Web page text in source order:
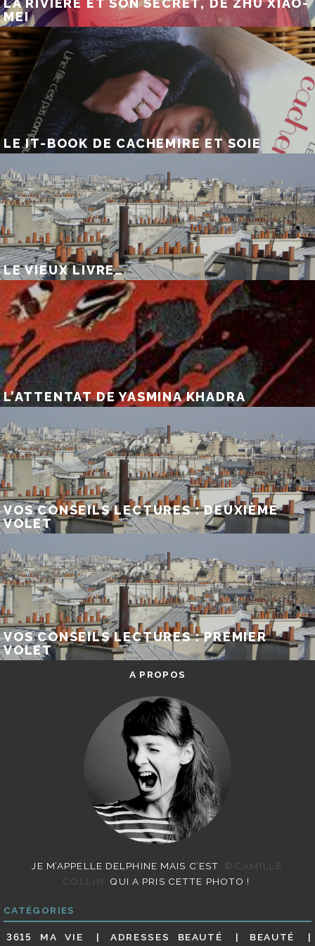
LA RIVIÈRE ET SON SECRET, DE ZHU XIAO-
MEI
LE IT-BOOK DE CACHEMIRE ET SOIE
LE VIEUX LIVRE…
L’ATTENTAT DE YASMINA KHADRA
VOS CONSEILS LECTURES : DEUXIÈME
VOLET
VOS CONSEILS LECTURES : PREMIER
VOLET
A PROPOS
JE M’APPELLE DELPHINE MAIS C’EST
©CAMILLE
COLLIN
QUI A PRIS CETTE PHOTO !
CATÉGORIES
3615 MA VIE ADRESSES BEAUTÉ
BEAUTÉ